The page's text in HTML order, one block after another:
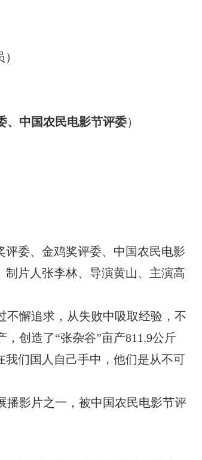
、中国农民电影节评委）
委、金鸡奖评委、中国农民电影
片人张李林、导演黄山、主演高
不懈追求，从失败中吸取经验，不
创造了“张杂谷”亩产811.9公斤
们国人自己手中，他们是从不可
播影片之一，被中国农民电影节评